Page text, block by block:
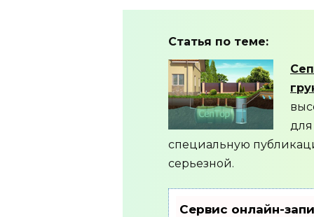
Статья по теме:
для
специальную
серьезной.
Сервис онлайн-